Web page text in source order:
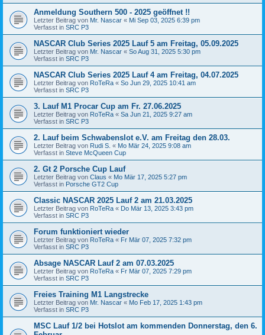
Anmeldung Southern 500 - 2025 geöffnet !!
Letzter Beitrag von Mr. Nascar « Mi Sep 03, 2025 6:39 pm
Verfasst in SRC P3
NASCAR Club Series 2025 Lauf 5 am Freitag, 05.09.2025
Letzter Beitrag von Mr. Nascar « So Aug 31, 2025 5:30 pm
Verfasst in SRC P3
NASCAR Club Series 2025 Lauf 4 am Freitag, 04.07.2025
Letzter Beitrag von RoTeRa « So Jun 29, 2025 10:41 am
Verfasst in SRC P3
3. Lauf M1 Procar Cup am Fr. 27.06.2025
Letzter Beitrag von RoTeRa « Sa Jun 21, 2025 9:27 am
Verfasst in SRC P3
2. Lauf beim Schwabenslot e.V. am Freitag den 28.03.
Letzter Beitrag von Rudi S. « Mo Mär 24, 2025 9:08 am
Verfasst in Steve McQueen Cup
2. Gt 2 Porsche Cup Lauf
Letzter Beitrag von Claus « Mo Mär 17, 2025 5:27 pm
Verfasst in Porsche GT2 Cup
Classic NASCAR 2025 Lauf 2 am 21.03.2025
Letzter Beitrag von RoTeRa « Do Mär 13, 2025 3:43 pm
Verfasst in SRC P3
Forum funktioniert wieder
Letzter Beitrag von RoTeRa « Fr Mär 07, 2025 7:32 pm
Verfasst in SRC P3
Absage NASCAR Lauf 2 am 07.03.2025
Letzter Beitrag von RoTeRa « Fr Mär 07, 2025 7:29 pm
Verfasst in SRC P3
Freies Training M1 Langstrecke
Letzter Beitrag von Mr. Nascar « Mo Feb 17, 2025 1:43 pm
Verfasst in SRC P3
MSC Lauf 1/2 bei Hotslot am kommenden Donnerstag, den 6.